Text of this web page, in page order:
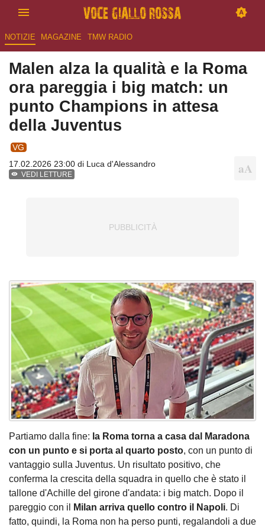
NOTIZIE MAGAZINE TMW RADIO
Malen alza la qualità e la Roma
ora pareggia i big match: un
punto Champions in attesa
della Juventus
VG
17.02.2026 23:00 di Luca d'Alessandro
VEDI LETTURE
Partiamo dalla fine: la Roma torna a casa dal Maradona
con un punto e si porta al quarto posto, con un punto di
vantaggio sulla Juventus. Un risultato positivo, che
conferma la crescita della squadra in quello che è stato il
tallone d'Achille del girone d'andata: i big match. Dopo il
pareggio con il
Milan arriva quello contro il Napoli. Di
fatto, quindi, la Roma non ha perso punti, regalandoli a due